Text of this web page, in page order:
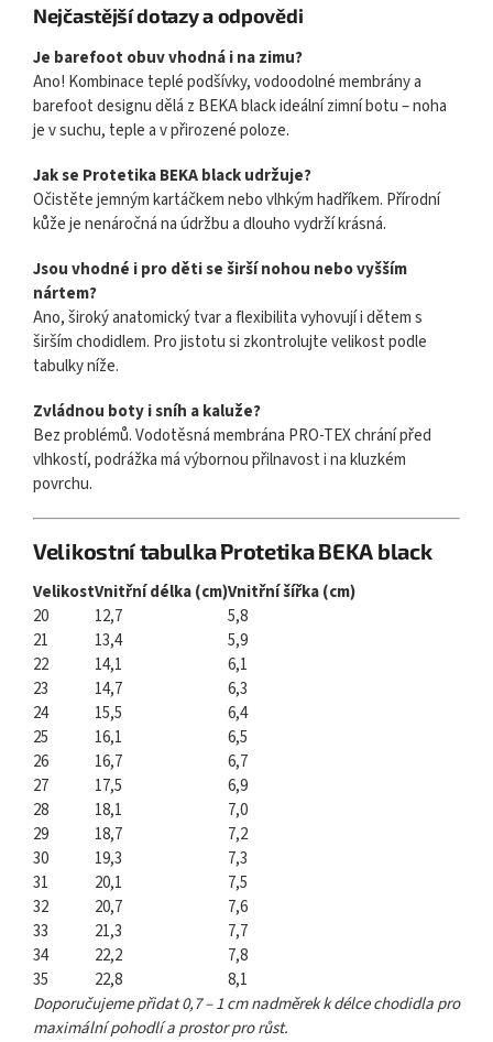
Nejčastější dotazy a odpovědi
Je barefoot obuv vhodná i na zimu?
Ano! Kombinace teplé podšívky, vodoodolné membrány a
barefoot designu dělá z BEKA black ideální zimní botu – noha
je v suchu, teple a v přirozené poloze.
Jak se Protetika BEKA black udržuje?
Očistěte jemným kartáčkem nebo vlhkým hadříkem. Přírodní
kůže je nenáročná na údržbu a dlouho vydrží krásná.
Jsou vhodné i pro děti se širší nohou nebo vyšším
nártem?
Ano, široký anatomický tvar a flexibilita vyhovují i dětem s
širším chodidlem. Pro jistotu si zkontrolujte velikost podle
tabulky níže.
Zvládnou boty i sníh a kaluže?
Bez problémů. Vodotěsná membrána PRO-TEX chrání před
vlhkostí, podrážka má výbornou přilnavost i na kluzkém
povrchu.
Velikostní tabulka Protetika BEKA black
VelikostVnitřní délka (cm)Vnitřní šířka (cm)
20
12,7
5,8
21
13,4
5,9
22
14,1
6,1
23
14,7
6,3
24
15,5
6,4
25
16,1
6,5
26
16,7
6,7
27
17,5
6,9
28
18,1
7,0
29
18,7
7,2
30
19,3
7,3
31
20,1
7,5
32
20,7
7,6
33
21,3
7,7
34
22,2
7,8
35
22,8
8,1
Doporučujeme přidat 0,7 – 1 cm nadměrek k délce chodidla pro
maximální pohodlí a prostor pro růst.